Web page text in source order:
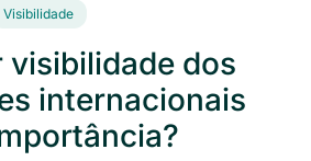
Visibilidade
visibilidade dos
internacionais